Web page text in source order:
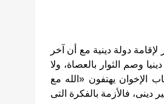
دولة دينية مع أن آخر
وصم الثوار بالعصاة، ولا
الإخوان يهتفون «الله مع
فالأزمة بالفكرة التى